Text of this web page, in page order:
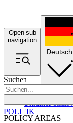
Open sub
navigation
Suchen
POLICY AREAS
UkrainePolitik
Deutsch
POLITIK